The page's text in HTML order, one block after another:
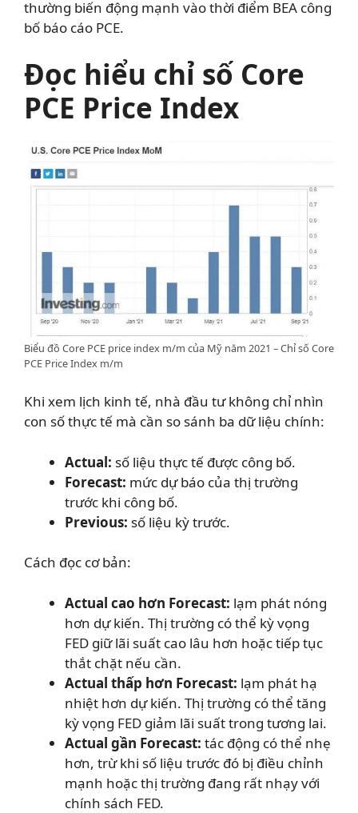
thường biến động mạnh vào thời điểm BEA công
bố báo cáo PCE.
Đọc hiểu chỉ số Core
PCE Price Index
Biểu đồ Core PCE price index m/m của Mỹ năm 2021 – Chỉ số Core
PCE Price Index m/m
Khi xem lịch kinh tế, nhà đầu tư không chỉ nhìn
con số thực tế mà cần so sánh ba dữ liệu chính:
Actual: số liệu thực tế được công bố.
Forecast: mức dự báo của thị trường
trước khi công bố.
Previous: số liệu kỳ trước.
Cách đọc cơ bản:
Actual cao hơn Forecast: lạm phát nóng
hơn dự kiến. Thị trường có thể kỳ vọng
FED giữ lãi suất cao lâu hơn hoặc tiếp tục
thắt chặt nếu cần.
Actual thấp hơn Forecast: lạm phát hạ
nhiệt hơn dự kiến. Thị trường có thể tăng
kỳ vọng FED giảm lãi suất trong tương lai.
Actual gần Forecast: tác động có thể nhẹ
hơn, trừ khi số liệu trước đó bị điều chỉnh
mạnh hoặc thị trường đang rất nhạy với
chính sách FED.